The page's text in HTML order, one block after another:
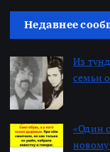
Недавнее
Из
семьи
«Один
новому